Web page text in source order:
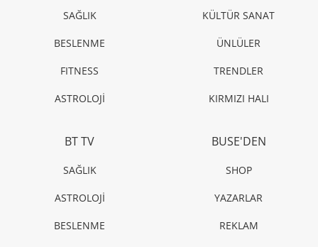
SAĞLIK
BESLENME
FITNESS
ASTROLOJİ
KÜLTÜR SANAT
ÜNLÜLER
TRENDLER
KIRMIZI HALI
BT TV
SAĞLIK
ASTROLOJİ
BESLENME
BUSE'DEN
SHOP
YAZARLAR
REKLAM